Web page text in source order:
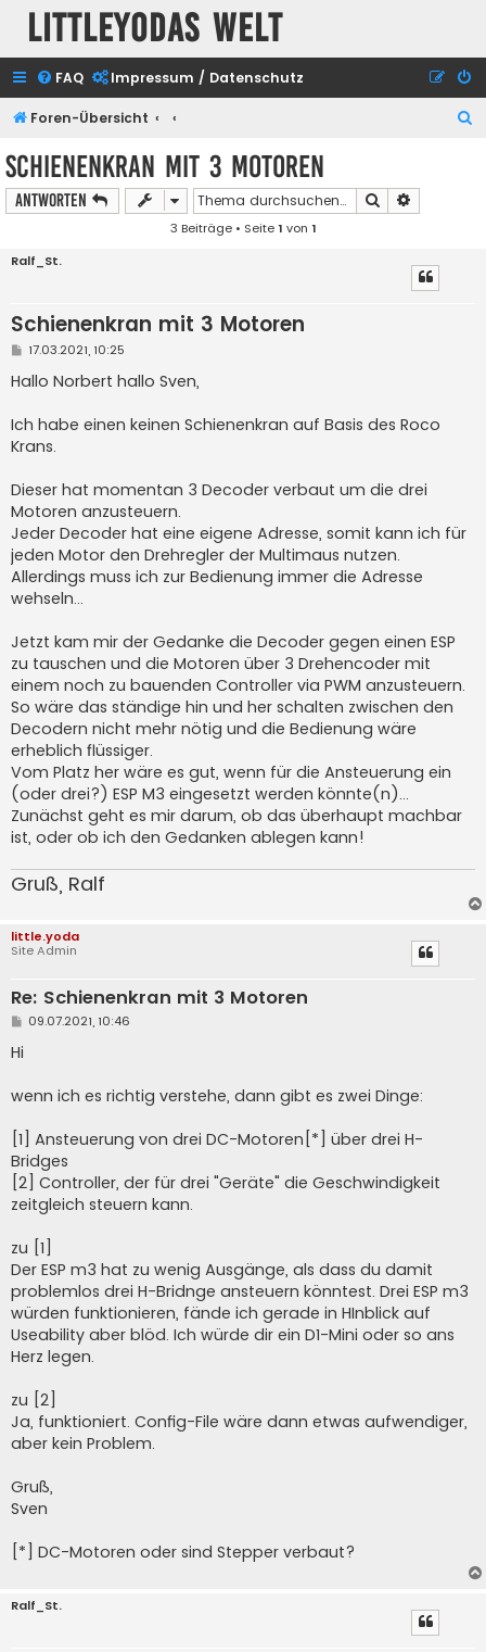
Littleyodas Welt
FAQ Impressum / Datenschutz
Foren-Übersicht
Schienenkran mit 3 Motoren
Antworten Suche
3 Beiträge • Seite1 von 1
Ralf_St.
Schienenkran mit 3 Motoren
B
i
t
a
g
17.03.2021, 10:25
Hallo Norbert hallo Sven,
Ich habe einen keinen Schienenkran auf Basis des Roco
Krans.
Dieser hat momentan 3 Decoder verbaut um die drei
Motoren anzusteuern.
Jeder Decoder hat eine eigene Adresse, somit kann ich für
jeden Motor den Drehregler der Multimaus nutzen.
Allerdings muss ich zur Bedienung immer die Adresse
wehseln...
Jetzt kam mir der Gedanke die Decoder gegen einen ESP
zu tauschen und die Motoren über 3 Drehencoder mit
einem noch zu bauenden Controller via PWM anzusteuern.
So wäre das ständige hin und her schalten zwischen den
Decodern nicht mehr nötig und die Bedienung wäre
erheblich flüssiger.
Vom Platz her wäre es gut, wenn für die Ansteuerung ein
(oder drei?) ESP M3 eingesetzt werden könnte(n)...
Zunächst geht es mir darum, ob das überhaupt machbar
ist, oder ob ich den Gedanken ablegen kann!
Gruß, Ralf
little.yoda
Site Admin
Re: Schienenkran mit 3 Motoren
B
a
g
09.07.2021, 10:46
Hi
wenn ich es richtig verstehe, dann gibt es zwei Dinge:
[1] Ansteuerung von drei DC-Motoren[*] über drei H-
Bridges
[2] Controller, der für drei "Geräte" die Geschwindigkeit
zeitgleich steuern kann.
zu [1]
Der ESP m3 hat zu wenig Ausgänge, als dass du damit
problemlos drei H-Bridnge ansteuern könntest. Drei ESP m3
würden funktionieren, fände ich gerade in HInblick auf
Useability aber blöd. Ich würde dir ein D1-Mini oder so ans
Herz legen.
zu [2]
Ja, funktioniert. Config-File wäre dann etwas aufwendiger,
aber kein Problem.
Gruß,
Sven
[*] DC-Motoren oder sind Stepper verbaut?
Ralf_St.